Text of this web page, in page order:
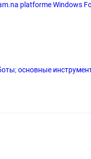
platforme Windows
;основные